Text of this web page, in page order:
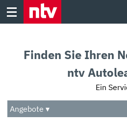
Skip
Audio
Das Beste
Finden Sie Ihren
ntv
Ein
Angebote ▾